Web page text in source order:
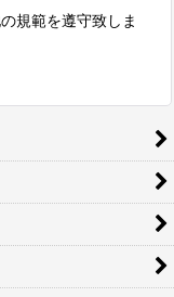
規範を遵守致しま